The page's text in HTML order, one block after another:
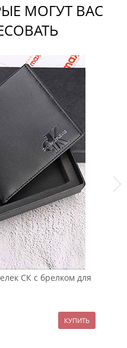
МОГУТ ВАС
СК с брелком для